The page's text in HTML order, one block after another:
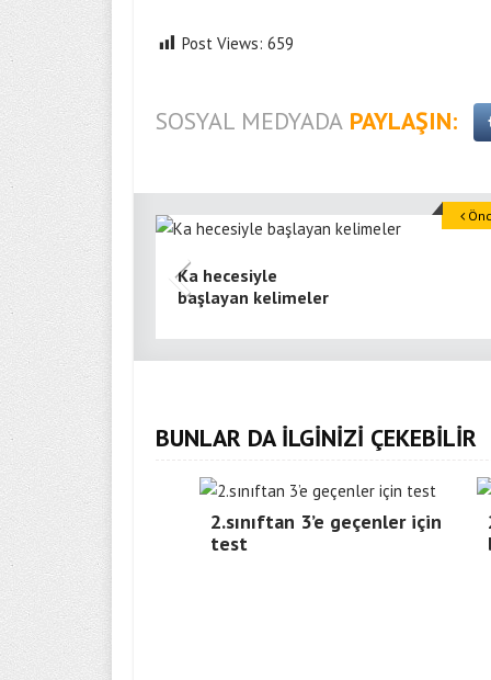
Post Views: 659
SOSYAL MEDYADA PAYLAŞIN:
Ka hecesiyle
başlayan kelimeler
BUNLAR DA İLGİNİZİ ÇEKEBİLİR
2.sınıftan 3’e geçenler için
test